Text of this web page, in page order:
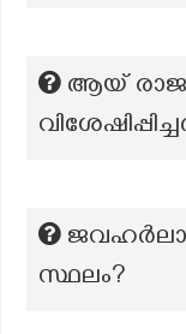
ആയ്
സ്ഥലം?